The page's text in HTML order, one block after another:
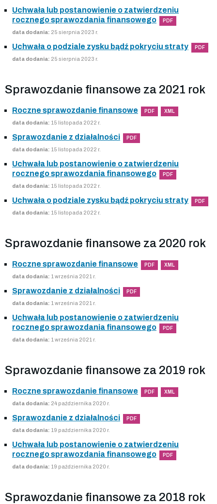
Uchwała lub postanowienie o zatwierdzeniu
rocznego sprawozdania finansowego
PDF
data dodania: 25 sierpnia 2023 r.
Uchwała o podziale zysku bądź pokryciu straty PDF
data dodania: 25 sierpnia 2023 r.
Sprawozdanie finansowe za 2021 rok
Roczne sprawozdanie finansowe PDF XML
data dodania: 15 listopada 2022 r.
Sprawozdanie z działalności PDF
data dodania: 15 listopada 2022 r.
Uchwała lub postanowienie o zatwierdzeniu
rocznego sprawozdania finansowego
PDF
data dodania: 15 listopada 2022 r.
Uchwała o podziale zysku bądź pokryciu straty PDF
data dodania: 15 listopada 2022 r.
Sprawozdanie finansowe za 2020 rok
Roczne sprawozdanie finansowe PDF XML
data dodania: 1 września 2021 r.
Sprawozdanie z działalności PDF
data dodania: 1 września 2021 r.
Uchwała lub postanowienie o zatwierdzeniu
rocznego sprawozdania finansowego
PDF
data dodania: 1 września 2021 r.
Sprawozdanie finansowe za 2019 rok
Roczne sprawozdanie finansowe PDF XML
data dodania: 24 października 2020 r.
Sprawozdanie z działalności PDF
data dodania: 19 października 2020 r.
Uchwała lub postanowienie o zatwierdzeniu
rocznego sprawozdania finansowego
PDF
data dodania: 19 października 2020 r.
Sprawozdanie finansowe za 2018 rok